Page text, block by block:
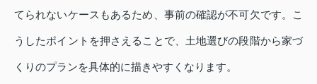
てられないケースもあるため、事前の確認が不可欠です。こ
うしたポイントを押さえることで、土地選びの段階から家づ
くりのプランを具体的に描きやすくなります。